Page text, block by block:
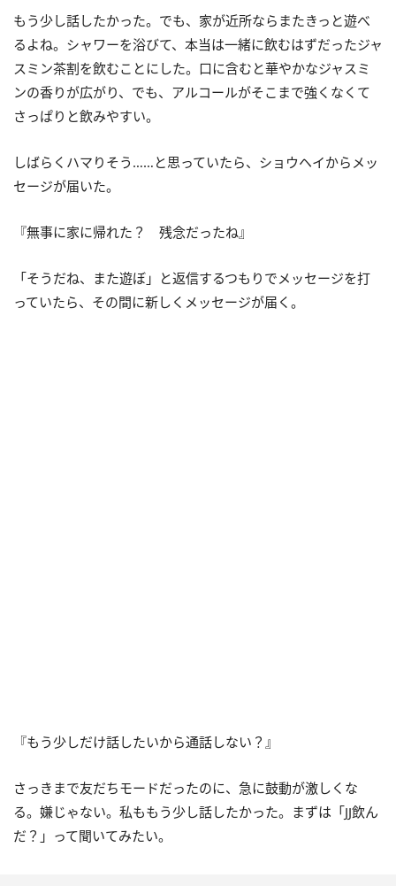
もう少し話したかった。でも、家が近所ならまたきっと遊べ
るよね。シャワーを浴びて、本当は一緒に飲むはずだったジャ
スミン茶割を飲むことにした。口に含むと華やかなジャスミ
ンの香りが広がり、でも、アルコールがそこまで強くなくて
さっぱりと飲みやすい。
しばらくハマりそう……と思っていたら、ショウヘイからメッ
セージが届いた。
『無事に家に帰れた？ 残念だったね』
「そうだね、また遊ぼ」と返信するつもりでメッセージを打
っていたら、その間に新しくメッセージが届く。
『もう少しだけ話したいから通話しない？』
さっきまで友だちモードだったのに、急に鼓動が激しくな
る。嫌じゃない。私ももう少し話したかった。まずは「JJ飲ん
だ？」って聞いてみたい。